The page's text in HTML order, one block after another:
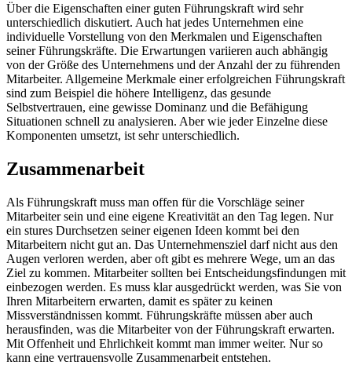
Über die Eigenschaften einer guten Führungskraft wird sehr
unterschiedlich diskutiert. Auch hat jedes Unternehmen eine
individuelle Vorstellung von den Merkmalen und Eigenschaften
seiner Führungskräfte. Die Erwartungen variieren auch abhängig
von der Größe des Unternehmens und der Anzahl der zu führenden
Mitarbeiter. Allgemeine Merkmale einer erfolgreichen Führungskraft
sind zum Beispiel die höhere Intelligenz, das gesunde
Selbstvertrauen, eine gewisse Dominanz und die Befähigung
Situationen schnell zu analysieren. Aber wie jeder Einzelne diese
Komponenten umsetzt, ist sehr unterschiedlich.
Zusammenarbeit
Als Führungskraft muss man offen für die Vorschläge seiner
Mitarbeiter sein und eine eigene Kreativität an den Tag legen. Nur
ein stures Durchsetzen seiner eigenen Ideen kommt bei den
Mitarbeitern nicht gut an. Das Unternehmensziel darf nicht aus den
Augen verloren werden, aber oft gibt es mehrere Wege, um an das
Ziel zu kommen. Mitarbeiter sollten bei Entscheidungsfindungen mit
einbezogen werden. Es muss klar ausgedrückt werden, was Sie von
Ihren Mitarbeitern erwarten, damit es später zu keinen
Missverständnissen kommt. Führungskräfte müssen aber auch
herausfinden, was die Mitarbeiter von der Führungskraft erwarten.
Mit Offenheit und Ehrlichkeit kommt man immer weiter. Nur so
kann eine vertrauensvolle Zusammenarbeit entstehen.